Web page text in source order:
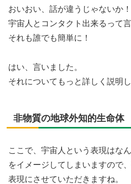
おいおい、話が違うじゃないか！
宇宙人とコンタクト出来るって
それも誰でも簡単に！
はい、言いました。
それについてもっと詳しく説明し
非物質の地球外知的生命体
ここで、宇宙人という表現はな
をイメージしてしまいますので
表現にさせていただきますね。